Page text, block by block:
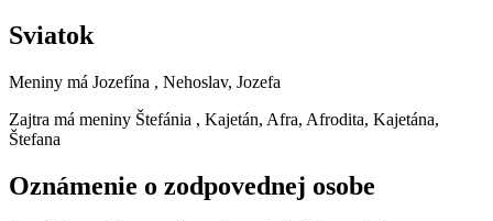
Sviatok
Meniny má Jozefína , Nehoslav, Jozefa
Zajtra má meniny Štefánia , Kajetán, Afra, Afrodita, Kajetána,
Štefana
Oznámenie o zodpovednej osobe